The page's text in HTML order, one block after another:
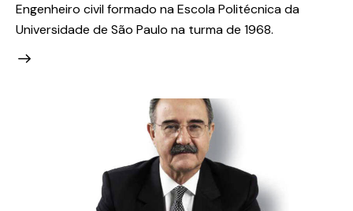
Engenheiro civil formado na Escola Politécnica da
Universidade de São Paulo na turma de 1968.